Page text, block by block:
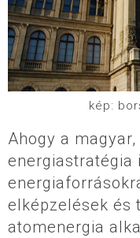
kép:
Ahogy a
energiastratégia
elképzelések és
atomenergia